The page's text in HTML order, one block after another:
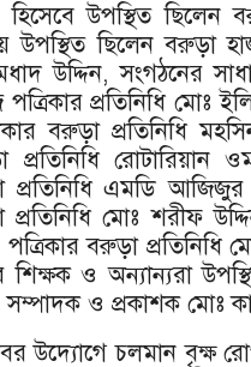
হিসেবে উপস্থিত
উপস্থিত ছিলেন বরুড়া
উদ্দিন, সংগঠনের
পত্রিকার প্রতিনিধি মোঃ
বরুড়া প্রতিনিধি
প্রতিনিধি
প্রতিনিধি এমডি
প্রতিনিধি মোঃ শরীফ
বরুড়া প্রতিনিধি
শিক্ষক ও অন্যান্যরা
সম্পাদক ও প্রকাশক মোঃ
উদ্যোগে চলমান বৃক্ষ